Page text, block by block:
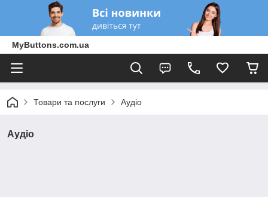
MyButtons.com.ua
Товари та послуги Аудіо
Аудіо